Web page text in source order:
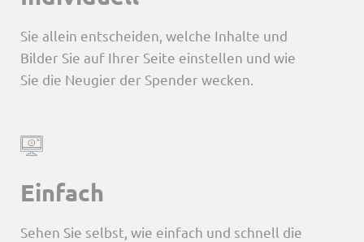
Sie allein entscheiden, welche Inhalte und
Bilder Sie auf Ihrer Seite einstellen und wie
Sie die Neugier der Spender wecken.
Einfach
Sehen Sie selbst, wie einfach und schnell die